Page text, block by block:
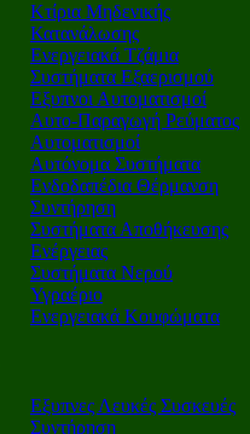
Κτίρια Μηδενικής
Κατανάλωσης
Ενεργειακά Τζάμια
Συστήματα Εξαερισμού
Εξυπνοι Αυτοματισμοί
Αυτο-Παραγωγή Ρεύματος
Αυτοματισμοί
Αυτόνομα Συστήματα
Ενδοδαπέδια Θέρμανση
Συντήρηση
Συστήματα Αποθήκευσης
Ενέργειας
Συστήματα Νερού
Υγραέριο
Ενεργειακά Κουφώματα
Εξυπνες Λευκές Συσκευές
Συντήρηση